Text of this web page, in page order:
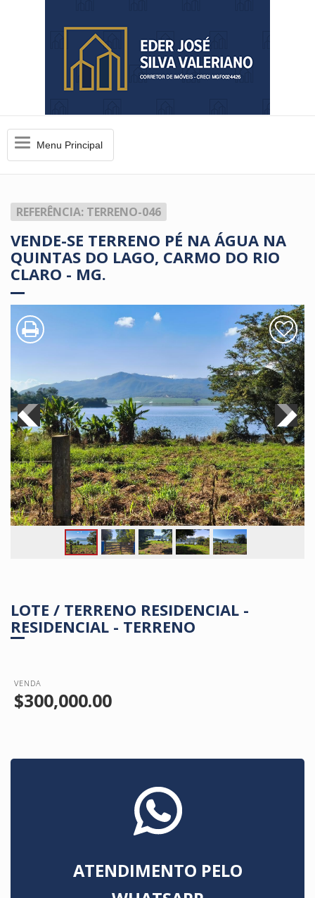
MenuMenu Principal
REFERÊNCIA: TERRENO-046
VENDE-SE TERRENO PÉ NA ÁGUA NA
QUINTAS DO LAGO, CARMO DO RIO
CLARO - MG.
LOTE / TERRENO RESIDENCIAL -
RESIDENCIAL - TERRENO
VENDA
$300,000.00
ATENDIMENTO PELO